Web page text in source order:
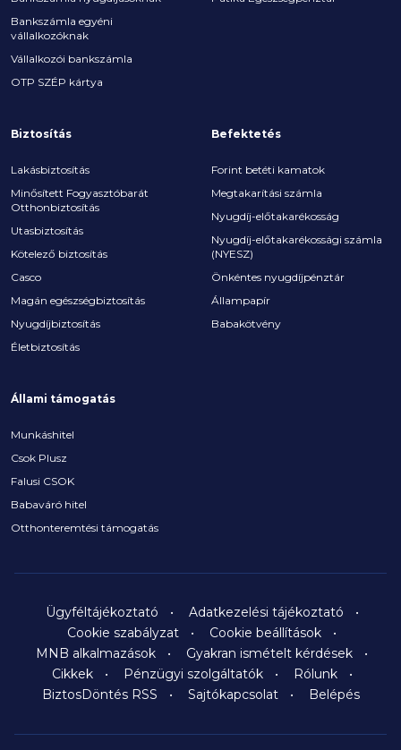
Bankszámla egyéni
vállalkozóknak
Vállalkozói bankszámla
OTP SZÉP kártya
Biztosítás
Lakásbiztosítás
Minősített Fogyasztóbarát
Otthonbiztosítás
Utasbiztosítás
Kötelező biztosítás
Casco
Magán egészségbiztosítás
Nyugdíjbiztosítás
Életbiztosítás
Befektetés
Forint betéti kamatok
Megtakarítási számla
Nyugdíj-előtakarékosság
Nyugdíj-előtakarékossági számla
(NYESZ)
Önkéntes nyugdíjpénztár
Állampapír
Babakötvény
Állami támogatás
Munkáshitel
Csok Plusz
Falusi CSOK
Babaváró hitel
Otthonteremtési támogatás
Ügyféltájékoztató
Adatkezelési tájékoztató
Cookie szabályzat
Cookie beállítások
MNB alkalmazások
Gyakran ismételt kérdések
Cikkek
Pénzügyi szolgáltatók
Rólunk
BiztosDöntés RSS
Sajtókapcsolat Belépés